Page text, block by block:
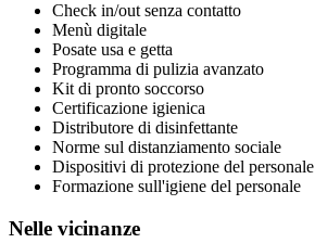
Check in/out senza contatto
Menù digitale
Posate usa e getta
Programma di pulizia avanzato
Kit di pronto soccorso
Certificazione igienica
Distributore di disinfettante
Norme sul distanziamento sociale
Dispositivi di protezione del personale
Formazione sull'igiene del personale
Nelle vicinanze